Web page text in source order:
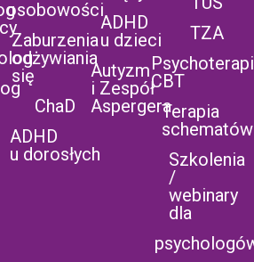
osobowości
Zaburzenia
odżywiania
się
ChaD
ADHD
u dorosłych
ADHD
u dzieci
Autyzm
i Zespół
Aspergera
TZA
CBT
Terapia
schematów
Szkolenia
/
webinary
dla